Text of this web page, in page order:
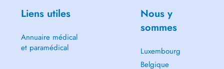
Liens utiles
Annuaire médical
et paramédical
Nous y
sommes
Luxembourg
Belgique